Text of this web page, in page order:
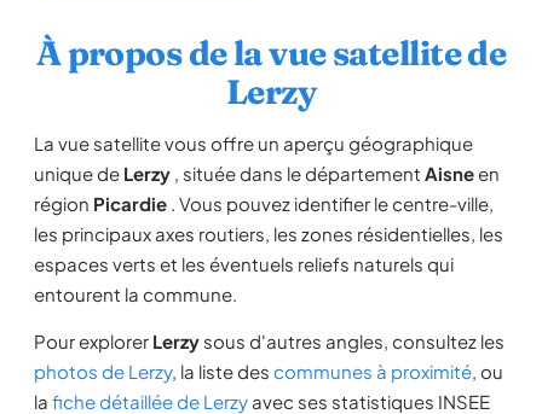
À propos de la vue satellite de
Lerzy
La vue satellite vous offre un aperçu géographique
unique de Lerzy , située dans le département Aisneen
région Picardie . Vous pouvez identifier le centre-ville,
les principaux axes routiers, les zones résidentielles, les
espaces verts et les éventuels reliefs naturels qui
entourent la commune.
Pour explorer Lerzy sous d'autres angles, consultez les
photos de Lerzy, la liste des communes à proximité, ou
la fiche détaillée de Lerzy avec ses statistiques INSEE